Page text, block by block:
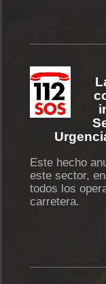
Este hecho
este sector,
todos los
carretera.